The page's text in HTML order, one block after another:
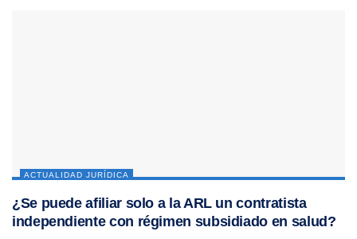
ACTUALIDAD JURÍDICA
¿Se puede afiliar solo a la ARL un contratista
independiente con régimen subsidiado en salud?